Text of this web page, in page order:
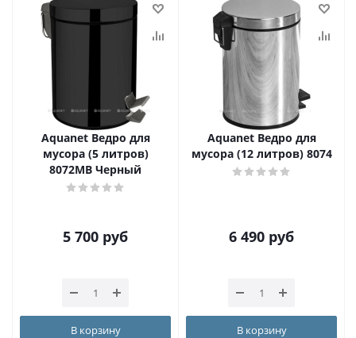
Aquanet Ведро для
мусора (5 литров)
8072MB Черный
5 700 руб
В корзину
Aquanet Ведро для
мусора (12 литров) 8074
6 490 руб
В корзину